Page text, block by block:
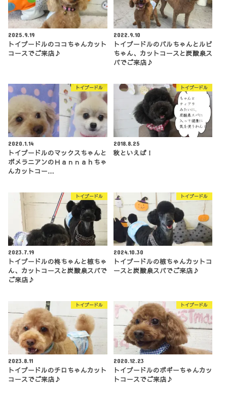
2025.9.19
トイプードルのココちゃんカット
コースでご来店♪
2022.9.10
トイプードルのバルちゃんとルピ
ちゃん、カットコースと炭酸泉ス
パでご来店♪
トイプードル
2020.1.14
トイプードルのマックスちゃんと
ポメラニアンのＨａｎｎａｈちゃ
んカットコー…
トイプードル
2018.8.25
秋といえば！
トイプードル
2023.7.19
トイプードルの柊ちゃんと椋ちゃ
ん、カットコースと炭酸泉スパで
ご来店♪
トイプードル
2024.10.30
トイプードルの椋ちゃんカットコ
ースと炭酸泉スパでご来店♪
トイプードル
2023.8.11
トイプードルのチロちゃんカット
コースでご来店♪
トイプードル
2020.12.23
トイプードルのボギーちゃんカッ
トコースでご来店♪